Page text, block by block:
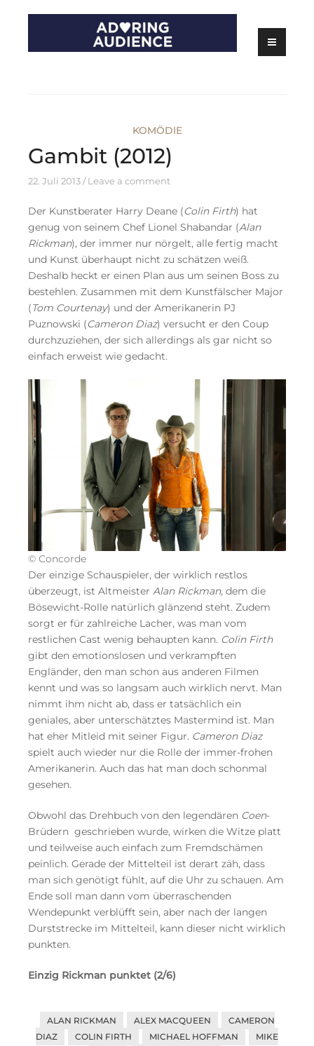
content
KOMÖDIE
Gambit (2012)
22. Juli 2013 Leave a comment
Der Kunstberater Harry Deane (Colin Firth) hat
genug von seinem Chef Lionel Shabandar (Alan
Rickman), der immer nur nörgelt, alle fertig macht
und Kunst überhaupt nicht zu schätzen weiß.
Deshalb heckt er einen Plan aus um seinen Boss zu
bestehlen. Zusammen mit dem Kunstfälscher Major
(Tom Courtenay) und der Amerikanerin PJ
Puznowski (Cameron Diaz) versucht er den Coup
durchzuziehen, der sich allerdings als gar nicht so
einfach erweist wie gedacht.
© Concorde
Der einzige Schauspieler, der wirklich restlos
überzeugt, ist Altmeister Alan Rickman, dem die
Bösewicht-Rolle natürlich glänzend steht. Zudem
sorgt er für zahlreiche Lacher, was man vom
restlichen Cast wenig behaupten kann. Colin Firth
gibt den emotionslosen und verkrampften
Engländer, den man schon aus anderen Filmen
kennt und was so langsam auch wirklich nervt. Man
nimmt ihm nicht ab, dass er tatsächlich ein
geniales, aber unterschätztes Mastermind ist. Man
hat eher Mitleid mit seiner Figur. Cameron Diaz
spielt auch wieder nur die Rolle der immer-frohen
Amerikanerin. Auch das hat man doch schonmal
gesehen.
Obwohl das Drehbuch von den legendären Coen-
Brüdern geschrieben wurde, wirken die Witze platt
und teilweise auch einfach zum Fremdschämen
peinlich. Gerade der Mittelteil ist derart zäh, dass
man sich genötigt fühlt, auf die Uhr zu schauen. Am
Ende soll man dann vom überraschenden
Wendepunkt verblüfft sein, aber nach der langen
Durststrecke im Mittelteil, kann dieser nicht wirklich
punkten.
Einzig Rickman punktet (2/6)
ALAN RICKMAN ALEX MACQUEEN
CAMERON
DIAZ
COLIN FIRTH MICHAEL HOFFMAN
MIKE